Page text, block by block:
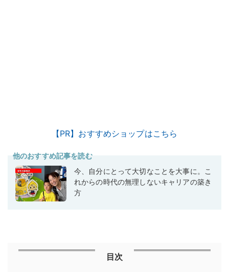
【PR】おすすめショップはこちら
他のおすすめ記事を読む
今、自分にとって大切なことを大事に。こ
れからの時代の無理しないキャリアの築き
方
目次